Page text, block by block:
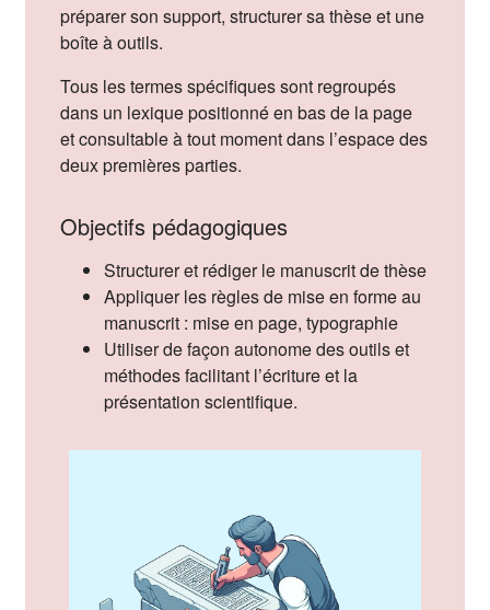
préparer son support, structurer sa thèse et une
boîte à outils.
Tous les termes spécifiques sont regroupés
dans un lexique positionné en bas de la page
et consultable à tout moment dans l’espace des
deux premières parties.
Objectifs pédagogiques
Structurer et rédiger le manuscrit de thèse
Appliquer les règles de mise en forme au
manuscrit : mise en page, typographie
Utiliser de façon autonome des outils et
méthodes facilitant l’écriture et la
présentation scientifique.